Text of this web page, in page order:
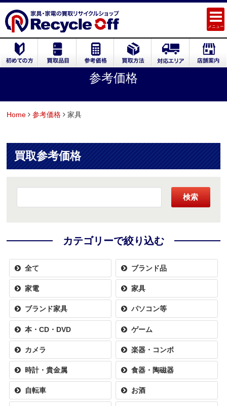
メニュー
参考価格
Home 参考価格 家具
買取参考価格
検索
カテゴリーで絞り込む
全て ブランド品
家電 家具
ブランド家具 パソコン等
本・CD・DVD ゲーム
カメラ 楽器・コンボ
時計・貴金属 食器・陶磁器
自転車 お酒